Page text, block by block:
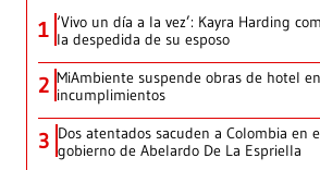
1 ‘Vivo un día a la vez’: Kayra Harding
la despedida de su esposo
2 MiAmbiente suspende obras de hotel
incumplimientos
3 Dos atentados sacuden a Colombia en
gobierno de Abelardo De La Espriella